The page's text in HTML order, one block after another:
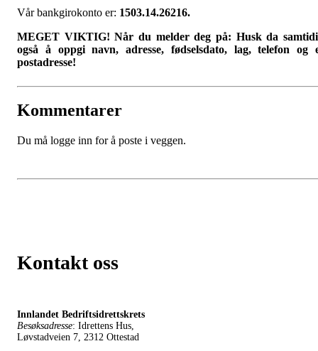
Vår bankgirokonto er: 1503.14.26216.
MEGET VIKTIG! Når du melder deg på: Husk da
også å oppgi navn, adresse, fødselsdato, lag, telefon og
postadresse!
Kommentarer
Du må logge inn for å poste i veggen.
Kontakt oss
Innlandet Bedriftsidrettskrets
Besøksadresse: Idrettens Hus,
Løvstadveien 7, 2312 Ottestad